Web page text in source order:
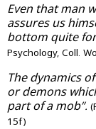
“Even that man
assures us
bottom quite
Psychology, Coll.
“The dynamics
or demons
part of a mob”.
15f)